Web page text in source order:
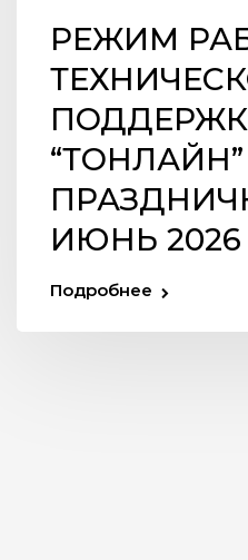
РЕЖИМ
ИЮНЬ 2026
Подробнее